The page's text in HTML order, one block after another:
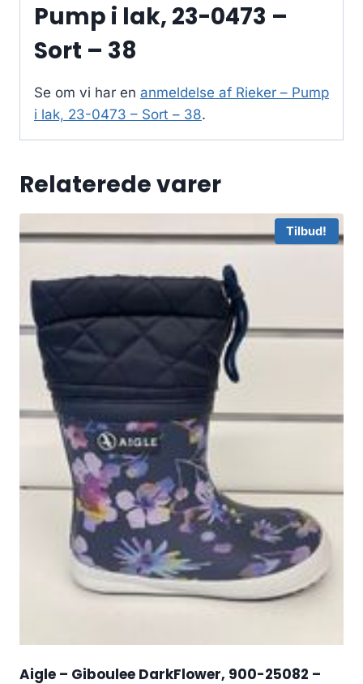
Pump i lak, 23-0473 –
Sort – 38
Se om vi har en anmeldelse af Rieker – Pump
i lak, 23-0473 – Sort – 38.
Relaterede varer
Tilbud!
Aigle – Giboulee DarkFlower, 900-25082 –